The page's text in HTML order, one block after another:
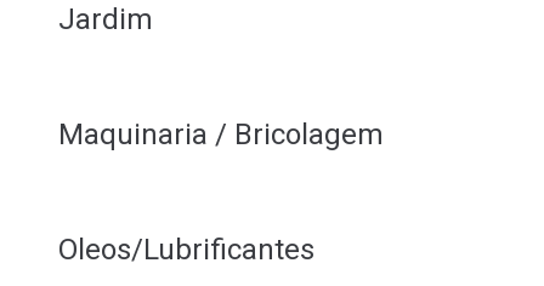
Jardim
Maquinaria / Bricolagem
Oleos/Lubrificantes